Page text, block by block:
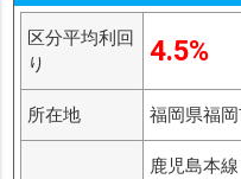
区分平均利回
り
4.5%
所在地 福岡県福
鹿児島本